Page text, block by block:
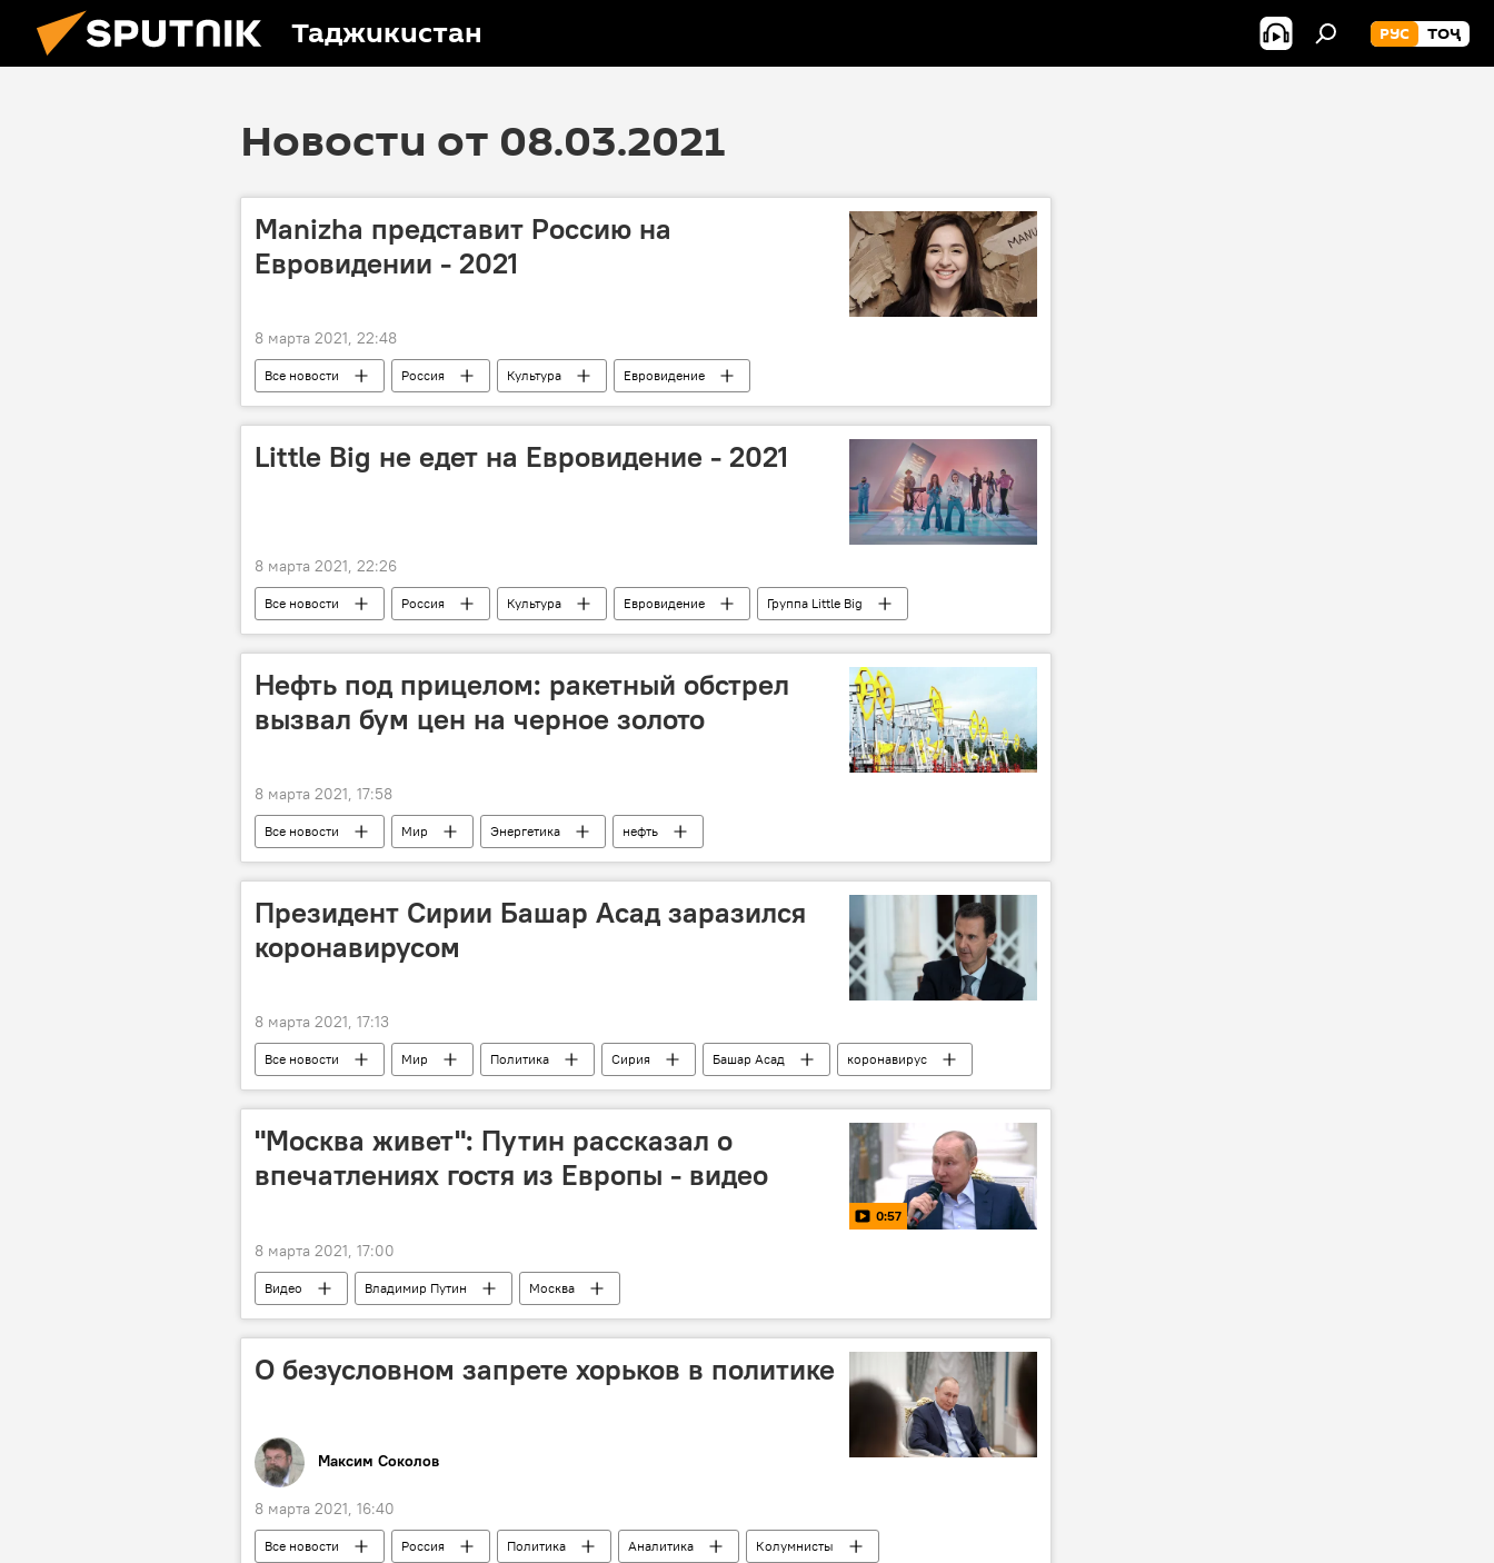
Таджикистан РУС ТОҶ
Новости от 08.03.2021
Manizha представит Россию на
Евровидении - 2021
8 марта 2021, 22:48
Все новости Россия Культура
Евровидение
Евровидение - 2022: все выступления и результаты
Little Big не едет на Евровидение - 2021
8 марта 2021, 22:26
Все новости Россия Культура Евровидение
Группа Little Big
Евровидение - 2022: все выступления и результаты
Нефть под прицелом: ракетный обстрел
вызвал бум цен на черное золото
8 марта 2021, 17:58
Все новости Мир Энергетика нефть
Президент Сирии Башар Асад заразился
коронавирусом
8 марта 2021, 17:13
Все новости Мир Политика Сирия Башар Асад
коронавирус
Коронавирус: опасное заболевание в России и мире
"Москва живет": Путин рассказал о
впечатлениях гостя из Европы - видео
0:57
8 марта 2021, 17:00
Видео Владимир Путин
Москва
Коронавирус: опасное заболевание в России и мире
Россия Мир
О безусловном запрете хорьков в политике
Максим Соколов
8 марта 2021, 16:40
Все новости Россия Политика Аналитика
Колумнисты